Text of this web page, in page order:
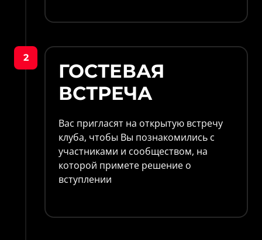
2
ГОСТЕВАЯ
ВСТРЕЧА
Вас пригласят на открытую встречу
клуба, чтобы Вы познакомились с
участниками и сообществом, на
которой примете решение о
вступлении